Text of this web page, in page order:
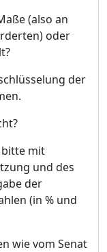
(also an
oder
der
bitte mit
und des
der
(in % und
wie vom Senat